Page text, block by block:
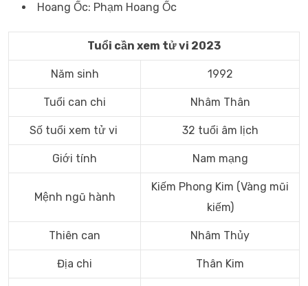
Hoang Ốc: Phạm Hoang Ốc
Tuổi cần xem tử vi 2023
Năm sinh 1992
Tuổi can chi Nhâm Thân
Số tuổi xem tử vi 32 tuổi âm lịch
Giới tính Nam mạng
Mệnh ngũ hành
Kiếm Phong Kim (Vàng mũi
kiếm)
Thiên can Nhâm Thủy
Địa chi Thân Kim